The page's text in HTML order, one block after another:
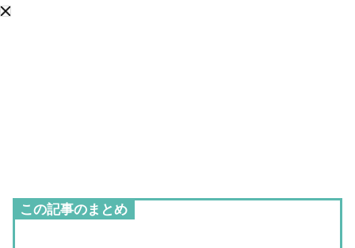
この記事のまとめ